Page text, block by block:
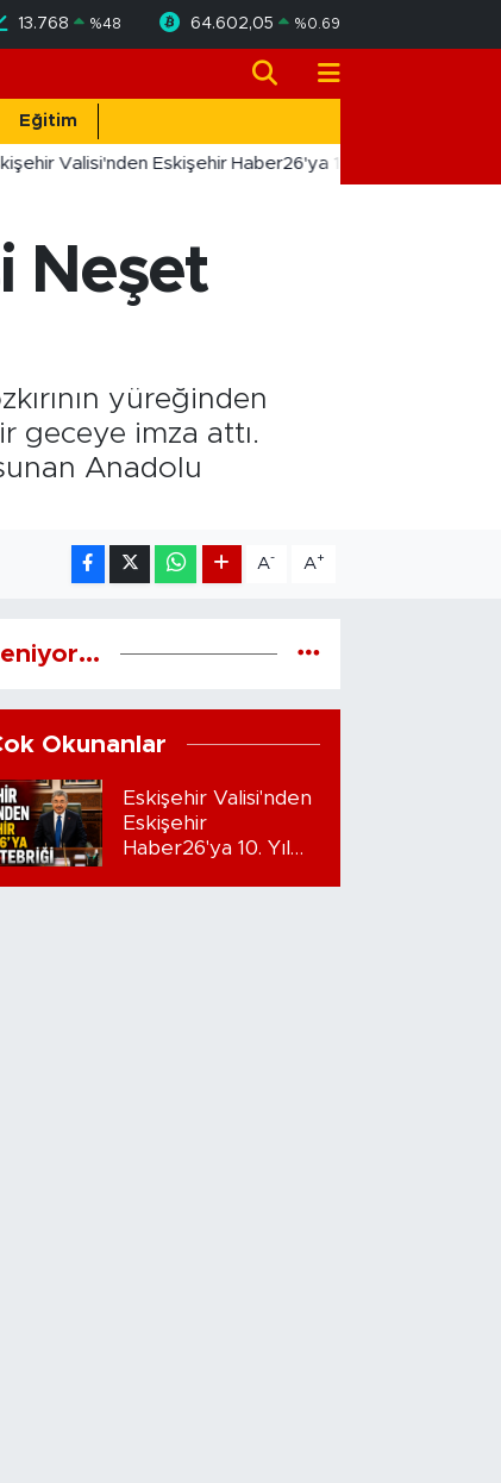
13.768 %48 64.602,05 %0.69
Eğitim
Valisi'nden Eskişehir Haber26'ya 10. Yıl Tebriği
Neşet
yüreğinden
geceye imza attı.
Anadolu
A- A+
Okunanlar
Eskişehir Valisi'nden
Eskişehir
Haber26'ya 10. Yıl